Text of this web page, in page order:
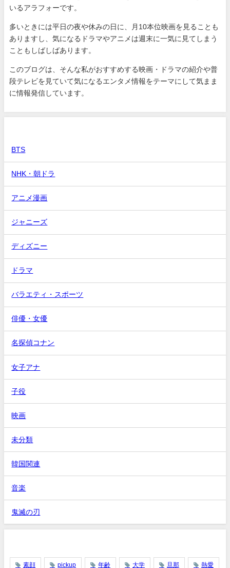
いるアラフォーです。
多いときには平日の夜や休みの日に、月10本位映画を見ることも
ありますし、気になるドラマやアニメは週末に一気に見てしまう
こともしばしばあります。
このブログは、そんな私がおすすめする映画・ドラマの紹介や普
段テレビを見ていて気になるエンタメ情報をテーマにして気まま
に情報発信しています。
BTS
NHK・朝ドラ
アニメ漫画
ジャニーズ
ディズニー
ドラマ
バラエティ・スポーツ
俳優・女優
名探偵コナン
女子アナ
子役
映画
未分類
韓国関連
音楽
鬼滅の刃
素顔 pickup 年齢 大学 旦那 熱愛